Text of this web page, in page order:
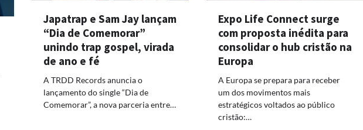
Japatrap e Sam Jay lançam
“Dia de Comemorar”
unindo trap gospel, virada
de ano e fé
A TRDD Records anuncia o
lançamento do single “Dia de
Comemorar”, a nova parceria entre…
Expo Life Connect surge
com proposta inédita para
consolidar o hub cristão na
Europa
A Europa se prepara para receber
um dos movimentos mais
estratégicos voltados ao público
cristão:…